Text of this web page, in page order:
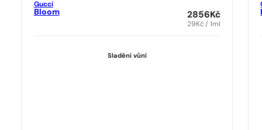
Gucci
Bloom 2856Kč
29 Kč / 1ml
Sladění vůní